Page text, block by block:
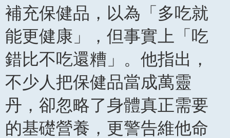
補充保健品，以為「多吃就
能更健康」，但事實上「吃
錯比不吃還糟」。他指出，
不少人把保健品當成萬靈
丹，卻忽略了身體真正需要
的基礎營養，更警告維他命